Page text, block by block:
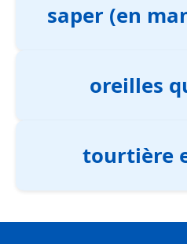
saper (en
oreilles
tourtière